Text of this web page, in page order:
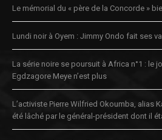
Le mémorial du « père de la Concorde »
Lundi noir à Oyem : Jimmy Ondo fait ses
La série noire se poursuit à Africa n°1 : le
Egdzagore Meye n’est plus
L’activiste Pierre Wilfried Okoumba, alias
été lâché par le général-président dont il